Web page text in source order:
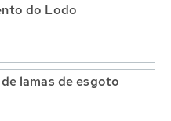
do Lodo
lamas de esgoto